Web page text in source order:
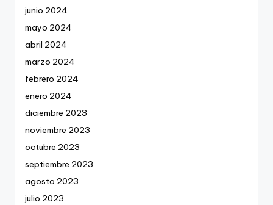
junio 2024
mayo 2024
abril 2024
marzo 2024
febrero 2024
enero 2024
diciembre 2023
noviembre 2023
octubre 2023
septiembre 2023
agosto 2023
julio 2023